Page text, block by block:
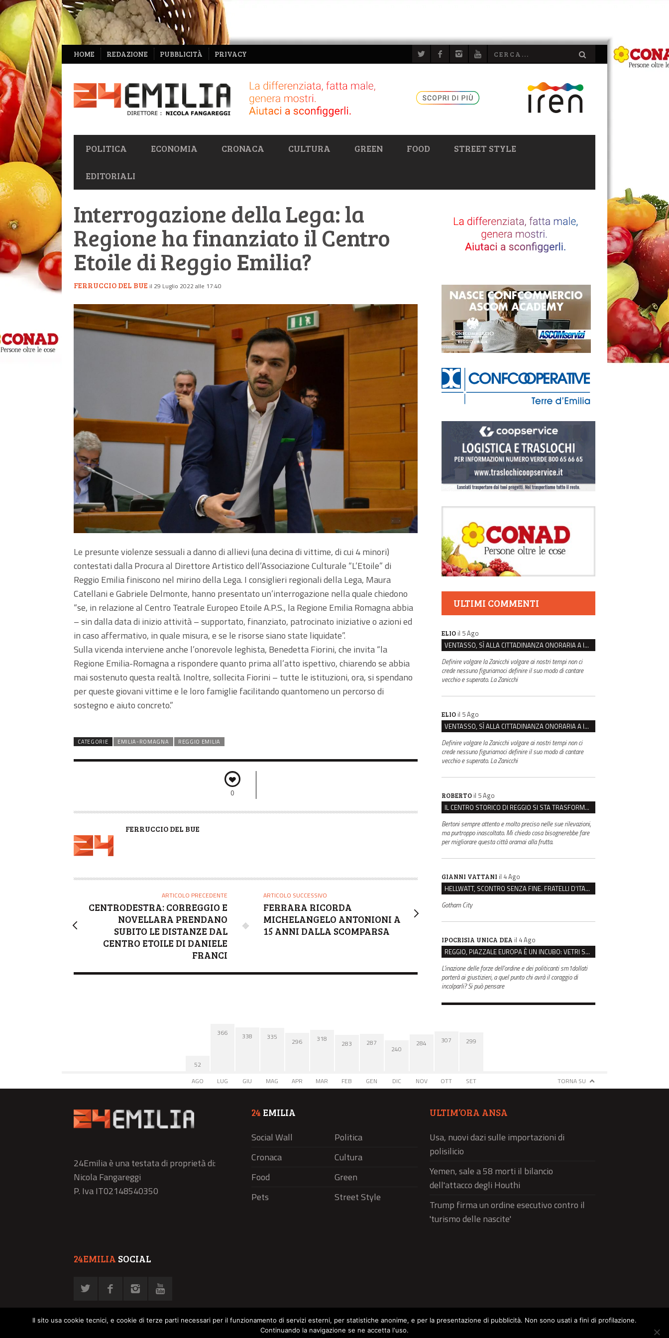
NAVIGAZIONE
SECONDARIA
HOME REDAZIONE PUBBLICITÀ PRIVACY
NAVIGAZIONE
PRIMARIA
POLITICA ECONOMIA CRONACA CULTURA GREEN FOOD STREET STYLE
EDITORIALI
Interrogazione della Lega: la
Regione ha finanziato il Centro
Etoile di Reggio Emilia?
FERRUCCIO DEL BUE il 29 Luglio 2022 alle 17:40
Le presunte violenze sessuali a danno di allievi (una decina di vittime, di cui 4 minori)
contestati dalla Procura al Direttore Artistico dell’Associazione Culturale “L’Etoile” di
Reggio Emilia finiscono nel mirino della Lega. I consiglieri regionali della Lega, Maura
Catellani e Gabriele Delmonte, hanno presentato un’interrogazione nella quale chiedono
“se, in relazione al Centro Teatrale Europeo Etoile A.P.S., la Regione Emilia Romagna abbia
– sin dalla data di inizio attività – supportato, finanziato, patrocinato iniziative o azioni ed
in caso affermativo, in quale misura, e se le risorse siano state liquidate”.
Sulla vicenda interviene anche l’onorevole leghista, Benedetta Fiorini, che invita “la
Regione Emilia-Romagna a rispondere quanto prima all’atto ispettivo, chiarendo se abbia
mai sostenuto questa realtà. Inoltre, sollecita Fiorini – tutte le istituzioni, ora, si spendano
per queste giovani vittime e le loro famiglie facilitando quantomeno un percorso di
sostegno e aiuto concreto.”
CATEGORIE EMILIA-ROMAGNA REGGIO EMILIA
0
A
R
FERRUCCIO DEL BUE
ARTICOLO PRECEDENTE
CENTRODESTRA: CORREGGIO E
NOVELLARA PRENDANO
SUBITO LE DISTANZE DAL
CENTRO ETOILE DI DANIELE
FRANCI
ARTICOLO SUCCESSIVO
FERRARA RICORDA
MICHELANGELO ANTONIONI A
15 ANNI DALLA SCOMPARSA
ULTIMI COMMENTI
ELIO il 5 Ago
VENTASSO, SÌ ALLA CITTADINANZA ONORARIA A IVA ZANICCHI. MA BARGIACCHI: “È DI PESSIMO GUSTO”
Definire volgare la Zanicchi volgare ai nostri tempi non ci
crede nessuno figuriamoci definire il suo modo di cantare
vecchio e superato. La Zanicchi
ELIO il 5 Ago
VENTASSO, SÌ ALLA CITTADINANZA ONORARIA A IVA ZANICCHI. MA BARGIACCHI: “È DI PESSIMO GUSTO”
Definire volgare la Zanicchi volgare ai nostri tempi non ci
crede nessuno figuriamoci definire il suo modo di cantare
vecchio e superato. La Zanicchi
ROBERTO il 5 Ago
IL CENTRO STORICO DI REGGIO SI STA TRASFORMANDO, E NON IN MEGLIO
Bertoni sempre attento e molto preciso nelle sue rilevazioni,
ma purtroppo inascoltato. Mi chiedo cosa bisognerebbe fare
per migliorare questa città oramai alla frutta.
GIANNI VATTANI il 4 Ago
HELLWATT, SCONTRO SENZA FINE. FRATELLI D’ITALIA: “MILANI PORTA DOCUMENTI, DE FRANCO INSULTI”
Gotham City
IPOCRISIA UNICA DEA il 4 Ago
REGGIO, PIAZZALE EUROPA È UN INCUBO: VETRI SPACCATI E FURTI SULLE AUTO IN SOSTA
L'inazione delle forze dell'ordine e dei politicanti sm1dollati
porterà ai giustizieri, a quel punto chi avrà il coraggio di
incolparli? Si può pensare
52
AGO
366
LUG
338
GIU
335
MAG
296
APR
318
MAR
283
FEB
287
GEN
240
DIC
284
NOV
307
OTT
299
SET TORNA SU
24Emilia è una testata di proprietà di:
Nicola Fangareggi
P. Iva IT02148540350
24 EMILIA
Social Wall
Politica
Cronaca
Cultura
Food
Green
Pets
Street Style
ULTIM’ORA ANSA
Usa, nuovi dazi sulle importazioni di
polisilicio
Yemen, sale a 58 morti il bilancio
dell'attacco degli Houthi
Trump firma un ordine esecutivo contro il
'turismo delle nascite'
24EMILIA SOCIAL
Il sito usa cookie tecnici, e cookie di terze parti necessari per il funzionamento di servizi esterni, per statistiche anonime, e per la presentazione di pubblicità. Non sono usati a fini di profilazione.
Continuando la navigazione se ne accetta l'uso.